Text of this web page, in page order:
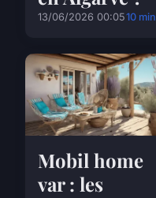
13/06/2026 00:0510 min
Mobil home
var : les